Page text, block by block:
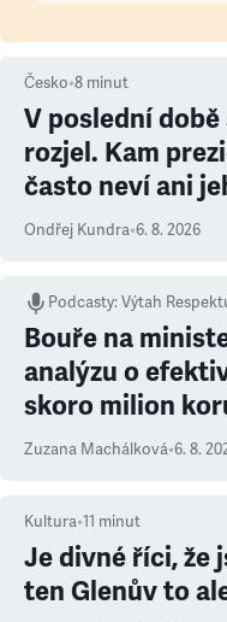
Česko•8 minut
V poslední
rozjel. Kam
často neví ani
Ondřej Kundra•6. 8. 2026
Podcasty:Výtah
Bouře na
analýzu o
skoro milion
Zuzana Machálková•6. 8.
Kultura•11 minut
Je divné říci, že
ten Glenův to